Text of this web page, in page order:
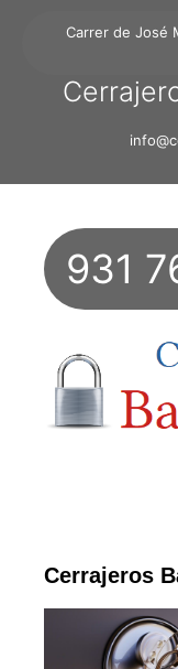
Carrer de José
931
Cerrajeros